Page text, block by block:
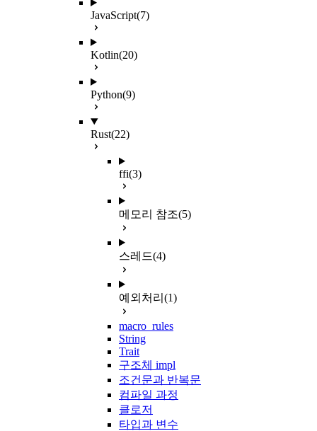
JavaScript(7)
Kotlin(20)
Python(9)
Rust(22)
ffi(3)
메모리 참조(5)
스레드(4)
예외처리 (1)
macro_rules
String
Trait
구조체 impl
조건문과 반복문
컴파일 과정
클로저
타입과 변수